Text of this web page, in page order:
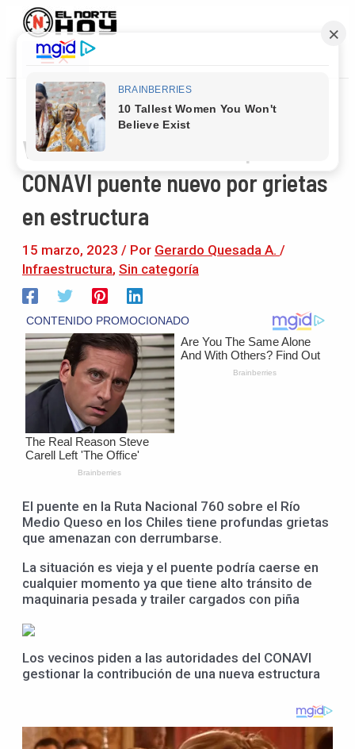
contenido
Main
Menu
Vecinos de Medio Queso piden al
CONAVI puente nuevo por grietas
en estructura
15 marzo, 2023 / Por Gerardo Quesada A. /
Infraestructura, Sin categoría
El puente en la Ruta Nacional 760 sobre el Río
Medio Queso en los Chiles tiene profundas grietas
que amenazan con derrumbarse.
La situación es vieja y el puente podría caerse en
cualquier momento ya que tiene alto tránsito de
maquinaria pesada y trailer cargados con piña
Los vecinos piden a las autoridades del CONAVI
gestionar la contribución de una nueva estructura
Navegación
entradas